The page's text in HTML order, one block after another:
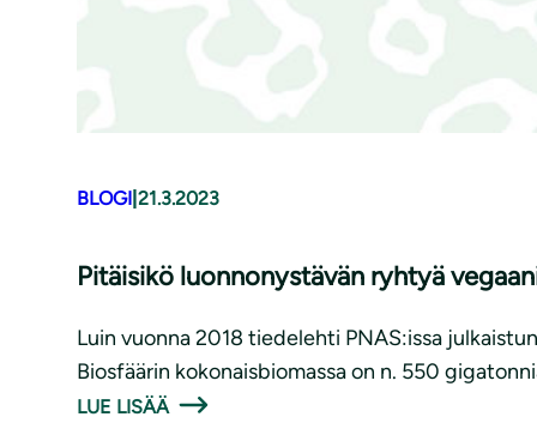
BLOGI 21.3.2023
Pitäisikö luonnonystävän ryhtyä
Luin vuonna 2018 tiedelehti PNAS:issa
Biosfäärin kokonaisbiomassa on n. 550
LUE LISÄÄ